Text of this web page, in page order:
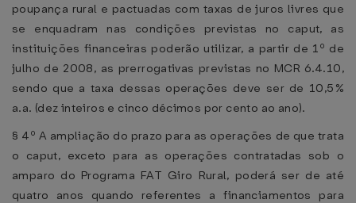
poupança rural e pactuadas com taxas de juros livres que
se enquadram nas condições previstas no caput, as
instituições financeiras poderão utilizar, a partir de 1º de
julho de 2008, as prerrogativas previstas no MCR 6.4.10,
sendo que a taxa dessas operações deve ser de 10,5%
a.a. (dez inteiros e cinco décimos por cento ao ano).
§ 4º A ampliação do prazo para as operações de que trata
o caput, exceto para as operações contratadas sob o
amparo do Programa FAT Giro Rural, poderá ser de até
quatro anos quando referentes a financiamentos para